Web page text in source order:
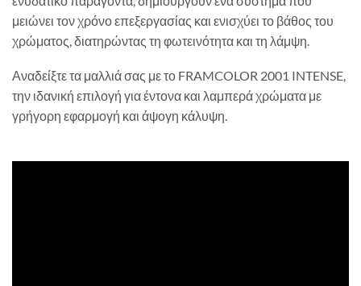
μειώνει τον χρόνο επεξεργασίας και ενισχύει το βάθος του
χρώματος, διατηρώντας τη φωτεινότητα και τη λάμψη.
Αναδείξτε τα μαλλιά σας με το FRAMCOLOR 2001 INTENSE,
την ιδανική επιλογή για έντονα και λαμπερά χρώματα με
γρήγορη εφαρμογή και άψογη κάλυψη.